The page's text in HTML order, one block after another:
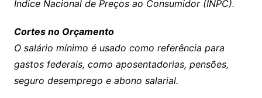
Índice Nacional de Preços ao Consumidor (INPC).
Cortes no Orçamento
O salário mínimo é usado como referência para
gastos federais, como aposentadorias, pensões,
seguro desemprego e abono salarial.